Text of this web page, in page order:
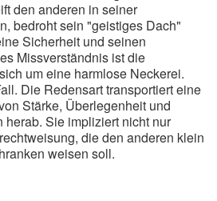
den anderen in seiner
bedroht sein "geistiges Dach"
Sicherheit und seinen
Missverständnis ist die
um eine harmlose Neckerei.
Die Redensart transportiert eine
Stärke, Überlegenheit und
herab. Sie impliziert nicht nur
die den anderen klein
weisen soll.